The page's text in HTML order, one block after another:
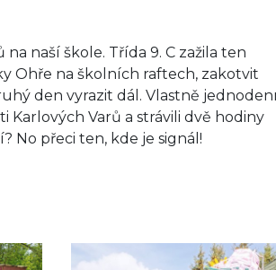
naší škole. Třída 9. C zažila ten
Ohře na školních raftech, zakotvit
den vyrazit dál. Vlastně
Karlových Varů a strávili dvě hodiny
No přeci ten, kde je signál!